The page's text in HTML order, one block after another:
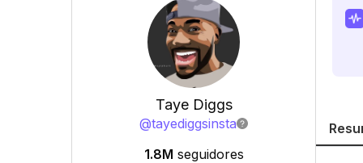
Taye Diggs
@tayediggsinsta
1.8M seguidores